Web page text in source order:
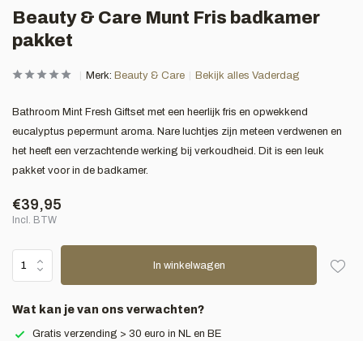
Beauty & Care Munt Fris badkamer
pakket
Merk: Beauty & Care Bekijk alles Vaderdag
Bathroom Mint Fresh Giftset met een heerlijk fris en opwekkend
eucalyptus pepermunt aroma. Nare luchtjes zijn meteen verdwenen en
het heeft een verzachtende werking bij verkoudheid. Dit is een leuk
pakket voor in de badkamer.
€39,95
Incl. BTW
In winkelwagen
Wat kan je van ons verwachten?
Gratis verzending > 30 euro in NL en BE